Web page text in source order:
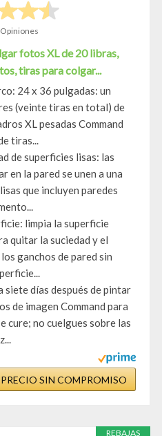
fotos XL de 20 libras,
tiras para colgar...
24 x 36 pulgadas: un
(veinte tiras en total) de
XL pesadas Command
tiras...
de superficies lisas: las
en la pared se unen a una
que incluyen paredes
limpia la superficie
quitar la suciedad y el
ganchos de pared sin
siete días después de pintar
de imagen Command para
cure; no cuelgues sobre las
SIN COMPROMISO
REBAJAS